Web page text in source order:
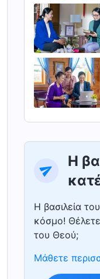
Η
Η βασιλεία
κόσμο! Θέλετε
του Θεού;
Μάθετε